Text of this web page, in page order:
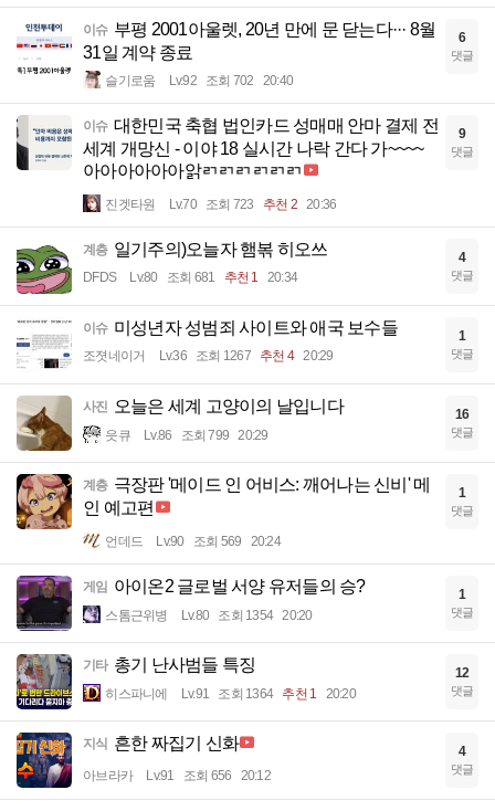
이슈 부평 2001아울렛, 20년 만에 문 닫는다··· 8월
31일 계약 종료
슬기로움 Lv.92 조회 702 20:40
6
댓글
이슈 대한민국 축협 법인카드 성매매 안마 결제 전
세계 개망신 - 이야 18 실시간 나락 간다 가~~~~
아아아아아아앍ㄺㄺㄺㄺㄺㄺ
진겟타원 Lv.70 조회 723 추천 2 20:36
9
댓글
계층 일기주의)오늘자 햄볶 히오쓰
DFDS Lv.80 조회 681 추천 1 20:34
4
댓글
이슈 미성년자 성범죄 사이트와 애국 보수들
조졋네이거 Lv.36 조회 1267 추천 4 20:29
1
댓글
사진 오늘은 세계 고양이의 날입니다
읏큐 Lv.86 조회 799 20:29
16
댓글
계층 극장판 '메이드 인 어비스: 깨어나는 신비' 메
인 예고편
언데드 Lv.90 조회 569 20:24
1
댓글
게임 아이온2 글로벌 서양 유저들의 승?
스톰근위병 Lv.80 조회 1354 20:20
1
댓글
기타 총기 난사범들 특징
히스파니에 Lv.91 조회 1364 추천 1 20:20
12
댓글
지식 흔한 짜집기 신화
아브라카 Lv.91 조회 656 20:12
4
댓글